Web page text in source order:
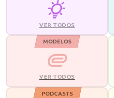
VER TODOS
MODELOS
VER TODOS
PODCASTS